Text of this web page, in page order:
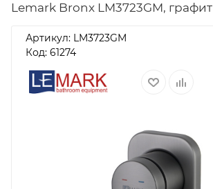
Lemark Bronx LM3723GM, графит
Артикул: LM3723GM
Код: 61274